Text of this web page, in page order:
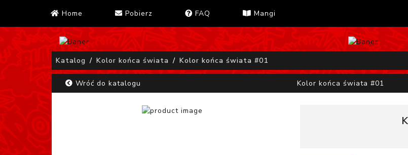
Home Pobierz FAQ Mangi
Katalog Kolor końca świata Kolor końca świata #01
Wróć do katalogu Kolor końca świata #01